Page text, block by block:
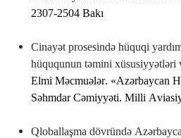
2307-2504 Bakı
Cinayət prosesində hüquqi
hüququnun təmini xüsusiyyətləri
Еlmi Məcmuələr. «Аzərbaycan
Səhmdar Cəmiyyəti. Milli А
Qloballaşma dövründə